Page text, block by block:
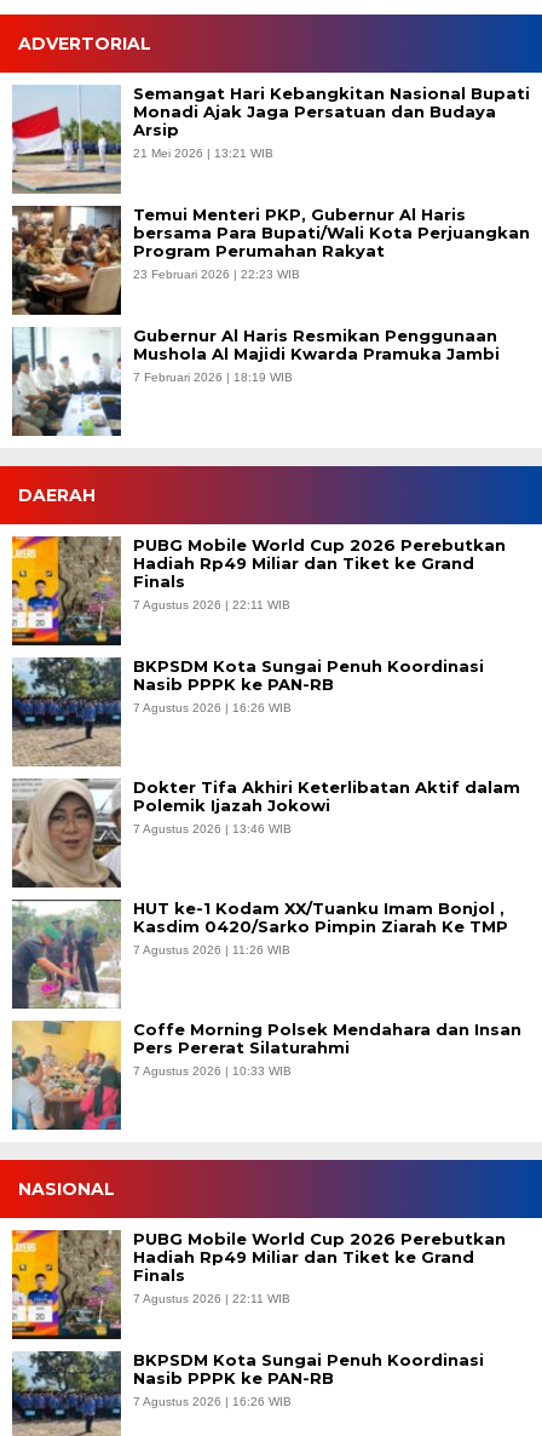
ADVERTORIAL
Semangat Hari Kebangkitan Nasional Bupati
Monadi Ajak Jaga Persatuan dan Budaya
Arsip
21 Mei 2026 | 13:21 WIB
Temui Menteri PKP, Gubernur Al Haris
bersama Para Bupati/Wali Kota Perjuangkan
Program Perumahan Rakyat
23 Februari 2026 | 22:23 WIB
Gubernur Al Haris Resmikan Penggunaan
Mushola Al Majidi Kwarda Pramuka Jambi
7 Februari 2026 | 18:19 WIB
DAERAH
PUBG Mobile World Cup 2026 Perebutkan
Hadiah Rp49 Miliar dan Tiket ke Grand
Finals
7 Agustus 2026 | 22:11 WIB
BKPSDM Kota Sungai Penuh Koordinasi
Nasib PPPK ke PAN-RB
7 Agustus 2026 | 16:26 WIB
Dokter Tifa Akhiri Keterlibatan Aktif dalam
Polemik Ijazah Jokowi
7 Agustus 2026 | 13:46 WIB
HUT ke-1 Kodam XX/Tuanku Imam Bonjol ,
Kasdim 0420/Sarko Pimpin Ziarah Ke TMP
7 Agustus 2026 | 11:26 WIB
Coffe Morning Polsek Mendahara dan Insan
Pers Pererat Silaturahmi
7 Agustus 2026 | 10:33 WIB
NASIONAL
PUBG Mobile World Cup 2026 Perebutkan
Hadiah Rp49 Miliar dan Tiket ke Grand
Finals
7 Agustus 2026 | 22:11 WIB
BKPSDM Kota Sungai Penuh Koordinasi
Nasib PPPK ke PAN-RB
7 Agustus 2026 | 16:26 WIB